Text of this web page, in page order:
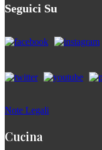
Seguici Su
Note Legali
Cucina